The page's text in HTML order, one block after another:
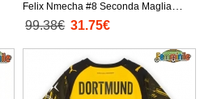
Felix Nmecha #8 Seconda Maglia
Femminile 2025-26 Manica Corta
99.38€ 31.75€